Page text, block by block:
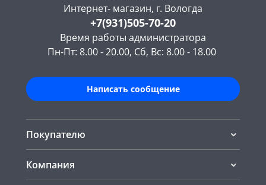
Интернет- магазин, г. Вологда
+7(931)505-70-20
Время работы администратора
Пн-Пт: 8.00 - 20.00, Сб, Вс: 8.00 - 18.00
Написать сообщение
Покупателю
Компания